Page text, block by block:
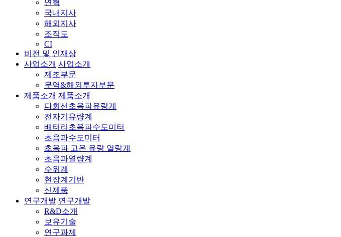
연혁
국내지사
해외지사
조직도
CI
비전 및 인재상
사업소개 사업소개
제조부문
무역&해외투자부문
제품소개 제품소개
다회선초음파유량계
전자기유량계
배터리초음파수도미터
초음파수도미터
초음파 고온 유량 열량계
초음파열량계
수위계
현장계기반
신제품
연구개발 연구개발
R&D소개
보유기술
연구과제